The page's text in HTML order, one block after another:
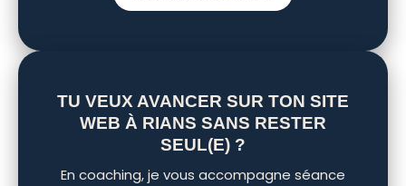
TU VEUX AVANCER SUR TON SITE
WEB À RIANS SANS RESTER
SEUL(E) ?
En coaching, je vous accompagne séance